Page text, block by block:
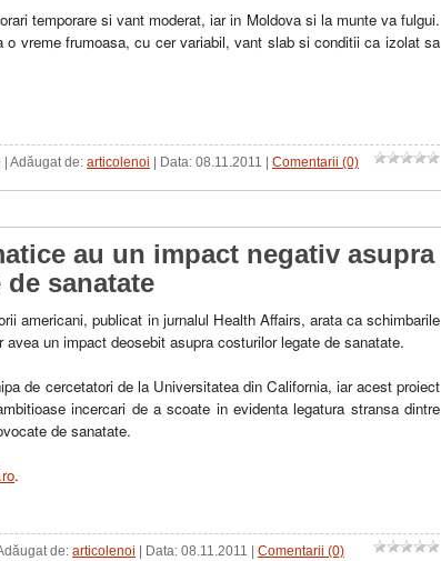
temporare si vant moderat, iar in Moldova si la munte va fulgui.
o vreme frumoasa, cu cer variabil, vant slab si conditii ca izolat sa
| Adăugat de: articolenoi | Data: 08.11.2011 Comentarii (0)
au un impact negativ asupra
sanatate
americani, publicat in jurnalul Health Affairs, arata ca schimbarile
un impact deosebit asupra costurilor legate de sanatate.
de cercetatori de la Universitatea din California, iar acest proiect
incercari de a scoate in evidenta legatura stransa dintre
de sanatate.
.
de: articolenoi | Data: 08.11.2011 Comentarii (0)